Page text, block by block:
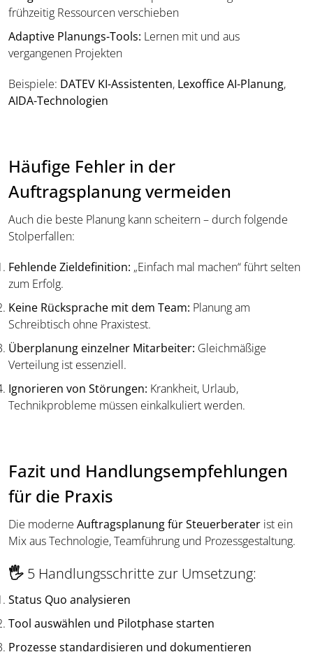
frühzeitig Ressourcen verschieben
Adaptive Planungs-Tools: Lernen mit und aus
vergangenen Projekten
Beispiele: DATEV KI-Assistenten, Lexoffice AI-Planung,
AIDA-Technologien
Häufige Fehler in der
Auftragsplanung vermeiden
Auch die beste Planung kann scheitern – durch folgende
Stolperfallen:
Fehlende Zieldefinition: „Einfach mal machen“ führt selten
zum Erfolg.
Keine Rücksprache mit dem Team: Planung am
Schreibtisch ohne Praxistest.
Überplanung einzelner Mitarbeiter: Gleichmäßige
Verteilung ist essenziell.
Ignorieren von Störungen: Krankheit, Urlaub,
Technikprobleme müssen einkalkuliert werden.
Fazit und Handlungsempfehlungen
für die Praxis
Die moderne Auftragsplanung für Steuerberater ist ein
Mix aus Technologie, Teamführung und Prozessgestaltung.
🖐 5 Handlungsschritte zur Umsetzung:
Status Quo analysieren
Tool auswählen und Pilotphase starten
Prozesse standardisieren und dokumentieren